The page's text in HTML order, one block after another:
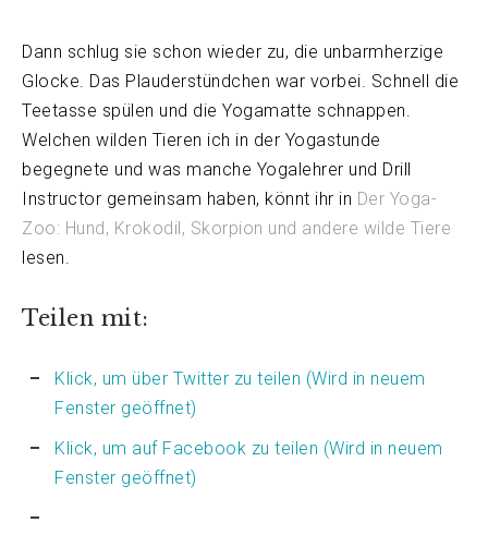
Dann schlug sie schon wieder zu, die unbarmherzige
Glocke. Das Plauderstündchen war vorbei. Schnell die
Teetasse spülen und die Yogamatte schnappen.
Welchen wilden Tieren ich in der Yogastunde
begegnete und was manche Yogalehrer und Drill
Instructor gemeinsam haben, könnt ihr in Der Yoga-
Zoo: Hund, Krokodil, Skorpion und andere wilde Tiere
lesen.
Teilen mit:
Klick, um über Twitter zu teilen (Wird in neuem
Fenster geöffnet)
Klick, um auf Facebook zu teilen (Wird in neuem
Fenster geöffnet)